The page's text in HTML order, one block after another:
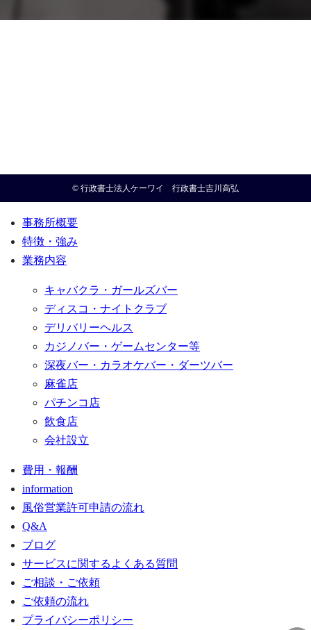
© 行政書士法人ケーワイ 行政書士吉川高弘
事務所概要
特徴・強み
業務内容
キャバクラ・ガールズバー
ディスコ・ナイトクラブ
デリバリーヘルス
カジノバー・ゲームセンター等
深夜バー・カラオケバー・ダーツバー
麻雀店
パチンコ店
飲食店
会社設立
費用・報酬
information
風俗営業許可申請の流れ
Q&A
ブログ
サービスに関するよくある質問
ご相談・ご依頼
ご依頼の流れ
プライバシーポリシー